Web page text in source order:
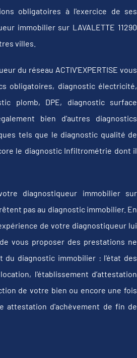
obligatoires à l'exercice de ses
immobilier sur LAVALETTE 11290
villes.
du réseau ACTIV'EXPERTISE vous
obligatoires, diagnostic électricité,
plomb, DPE, diagnostic surface
bien d'autres diagnostics
tels que le diagnostic qualité de
le diagnostic Infiltrométrie dont il
diagnostiqueur immobilier sur
pas au diagnostic immobilier. En
de votre diagnostiqueur lui
vous proposer des prestations ne
du diagnostic immobilier : l'état des
l'établissement d’attestation
de votre bien ou encore une fois
attestation d'achèvement de fin de